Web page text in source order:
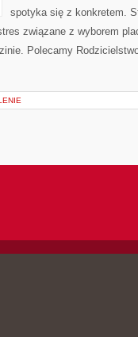
spotyka się z konkretem.
związane z wyborem
Polecamy